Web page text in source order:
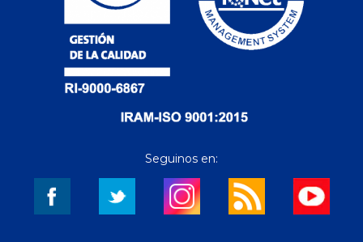
Seguinos en: